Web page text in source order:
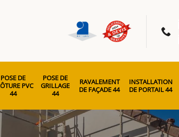
POSE DE
PVC
44
POSE DE
GRILLAGE
44
RAVALEMENT
DE FAÇADE 44
INSTALLATION
DE PORTAIL 44